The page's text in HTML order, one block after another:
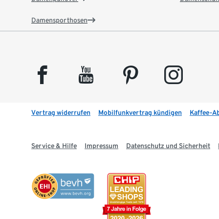
Damensporthosen
facebook youtube pinterest instagram
Vertrag widerrufen Mobilfunkvertrag kündigen Kaffee-
Service & Hilfe Impressum Datenschutz und Sicherheit